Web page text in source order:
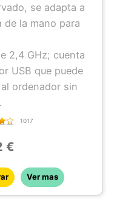
se adapta a
de la mano para
2,4 GHz; cuenta
USB que puede
ordenador sin
DPI de
usa 2 pilas AA
e interruptor de
una mayor
1017
€
Ver mas